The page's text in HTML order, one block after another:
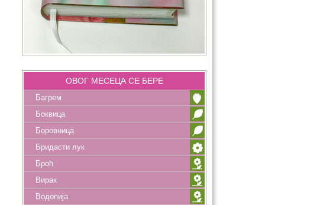
ОВОГ МЕСЕЦА СЕ БЕРЕ
Багрем
Боквица
Боровница
Бридасти лук
Броћ
Вирак
Водопија